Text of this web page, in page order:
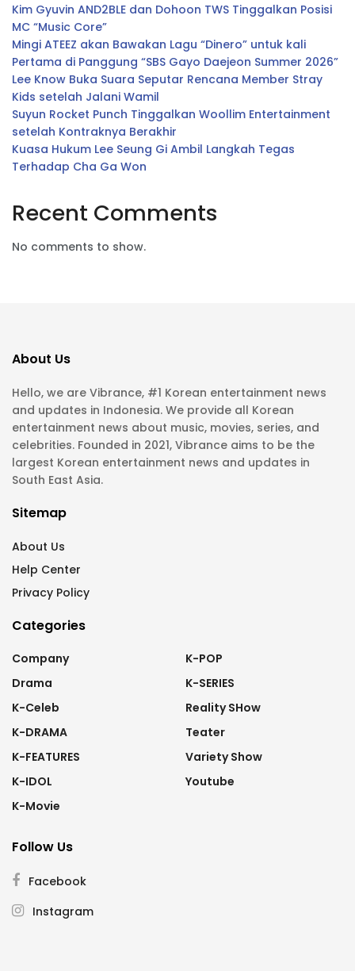
Kim Gyuvin AND2BLE dan Dohoon TWS Tinggalkan Posisi
MC “Music Core”
Mingi ATEEZ akan Bawakan Lagu “Dinero” untuk kali
Pertama di Panggung “SBS Gayo Daejeon Summer 2026”
Lee Know Buka Suara Seputar Rencana Member Stray
Kids setelah Jalani Wamil
Suyun Rocket Punch Tinggalkan Woollim Entertainment
setelah Kontraknya Berakhir
Kuasa Hukum Lee Seung Gi Ambil Langkah Tegas
Terhadap Cha Ga Won
Recent Comments
No comments to show.
About Us
Hello, we are Vibrance, #1 Korean entertainment news
and updates in Indonesia. We provide all Korean
entertainment news about music, movies, series, and
celebrities. Founded in 2021, Vibrance aims to be the
largest Korean entertainment news and updates in
South East Asia.
Sitemap
About Us
Help Center
Privacy Policy
Categories
Company
Drama
K-Celeb
K-DRAMA
K-FEATURES
K-IDOL
K-Movie
K-POP
K-SERIES
Reality SHow
Teater
Variety Show
Youtube
Follow Us
Facebook
Instagram